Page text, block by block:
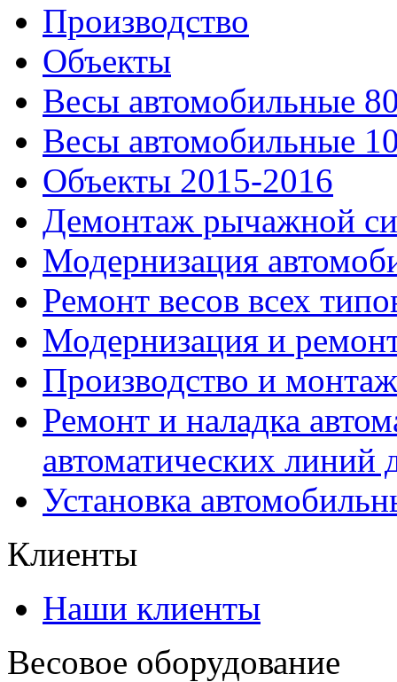
Производство
Объекты
Весы автомобильные
Весы автомобильные
Объекты 2015-2016
Демонтаж рычажной
Модернизация
Ремонт весов всех
Модернизация и
Производство и
Ремонт и наладка
автоматических линий
Установка
Клиенты
Наши клиенты
Весовое оборудование